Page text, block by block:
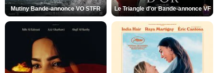
Mutiny Bande-annonce VO STFR Le Triangle d'or Bande-annonce VF